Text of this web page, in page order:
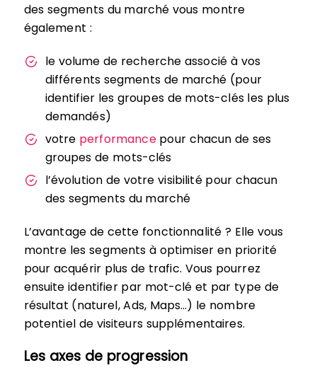
des segments du marché vous montre
également :
le volume de recherche associé à vos
différents segments de marché (pour
identifier les groupes de mots-clés les plus
demandés)
votre performancepour chacun de ses
groupes de mots-clés
l’évolution de votre visibilité pour chacun
des segments du marché
L’avantage de cette fonctionnalité ? Elle vous
montre les segments à optimiser en priorité
pour acquérir plus de trafic. Vous pourrez
ensuite identifier par mot-clé et par type de
résultat (naturel, Ads, Maps…) le nombre
potentiel de visiteurs supplémentaires.
Les axes de progression